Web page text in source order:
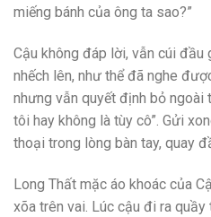
miếng bánh của ông ta sao?”
Cậu không đáp lời, vẫn cúi đầu
nhếch lên, như thể đã nghe
nhưng vẫn quyết định bỏ ngoài
tôi hay không là tùy cô”. Gửi
thoại trong lòng bàn tay, quay
Long Thất mặc áo khoác của
xõa trên vai. Lúc cậu đi ra quầy